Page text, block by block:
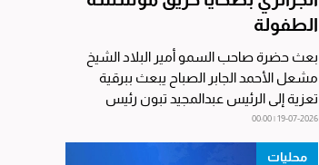
الطفولة
بعث حضرة صاحب السمو أمير البلاد الشيخ
مشعل الأحمد الجابر الصباح يبعث ببرقية
تعزية إلى الرئيس عبدالمجيد تبون رئيس
الجمهورية الجزائرية...
19-07-2026 | 00:00
محليات